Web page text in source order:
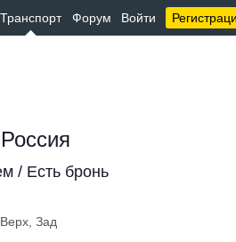
Транспорт Форум Войти
/ Есть бронь
Зад